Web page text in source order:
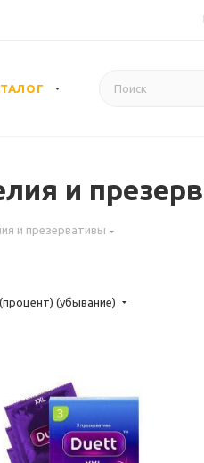
и
и презервативы
(убывание)